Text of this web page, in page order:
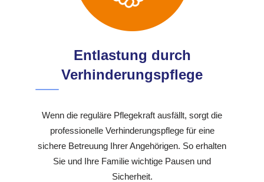
Entlastung durch
Verhinderungspflege
Wenn die reguläre Pflegekraft ausfällt, sorgt die
professionelle Verhinderungspflege für eine
sichere Betreuung Ihrer Angehörigen. So erhalten
Sie und Ihre Familie wichtige Pausen und
Sicherheit.